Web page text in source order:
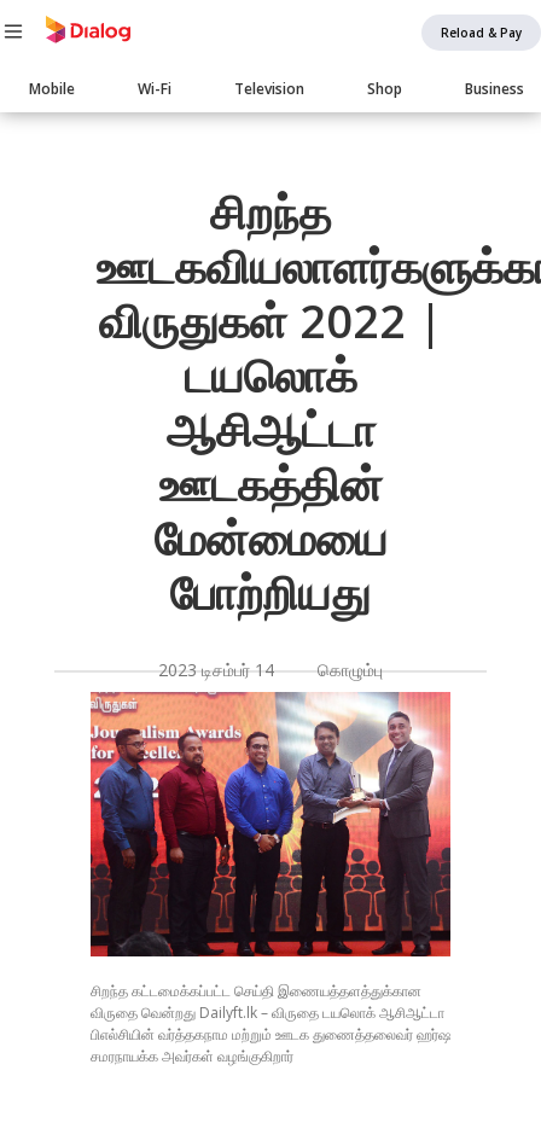
Reload & Pay
Main
navigation
Mobile Wi-Fi Television Shop Business
Body
சிறந்த
விருதுகள் 2022 |
டயலொக்
ஆசிஆட்டா
ஊடகத்தின்
மேன்மையை
போற்றியது
2023 டிசம்பர் 14 கொழும்பு
சிறந்த கட்டமைக்கப்பட்ட செய்தி இணையத்தளத்துக்கான
விருதை வென்றது Dailyft.lk – விருதை டயலொக் ஆசிஆட்டா
பிஎல்சியின் வர்த்தகநாம மற்றும் ஊடக துணைத்தலைவர் ஹர்ஷ
சமரநாயக்க அவர்கள் வழங்குகிறார்